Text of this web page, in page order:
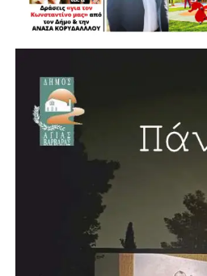
το Περιφερειακό Πρόγραμμα